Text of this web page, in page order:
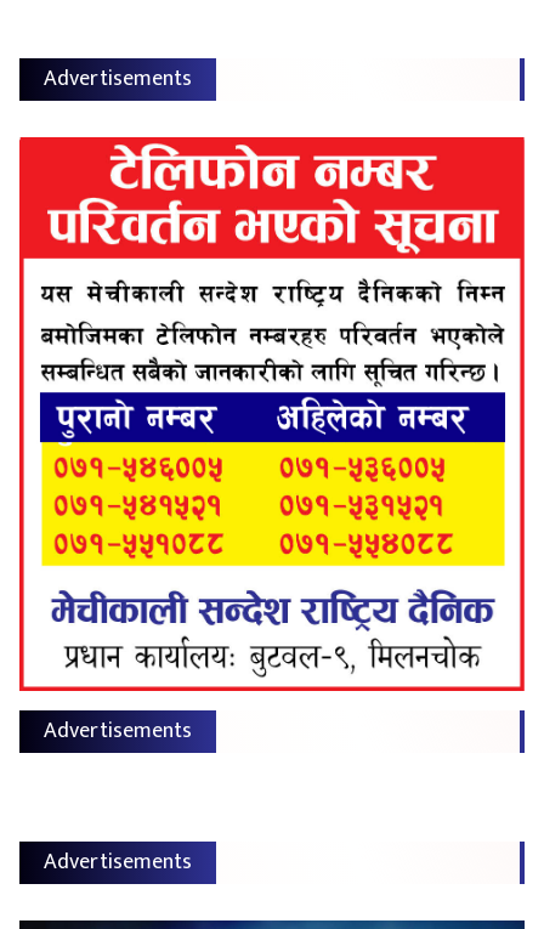
Advertisements
Advertisements
Advertisements